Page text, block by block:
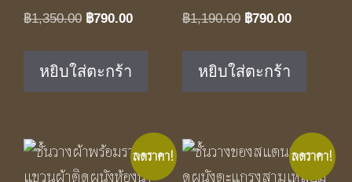
฿1,350.00 Original
฿1,350.00.
฿790.00Current
หยิบใส่ตะกร้า
฿1,190.00 Original
฿1,190.00.
฿790.00Current
หยิบใส่ตะกร้า
ลดราคา! ลดราคา!